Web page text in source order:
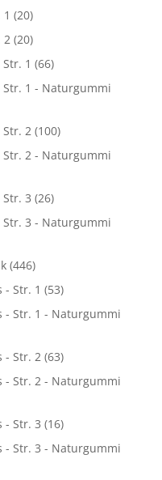
(20)
2 (20)
1 (66)
Str. 1 - Naturgummi
Str. 2 (100)
Str. 2 - Naturgummi
Str. 3 (26)
Str. 3 - Naturgummi
(446)
- Str. 1 (53)
- Str. 1 - Naturgummi
- Str. 2 (63)
- Str. 2 - Naturgummi
- Str. 3 (16)
- Str. 3 - Naturgummi